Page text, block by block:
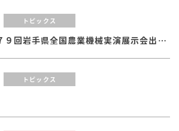
トピックス
【8/20～8/22】第７９回岩手県全国農業機械実演展示会出展のお知らせ
トピックス